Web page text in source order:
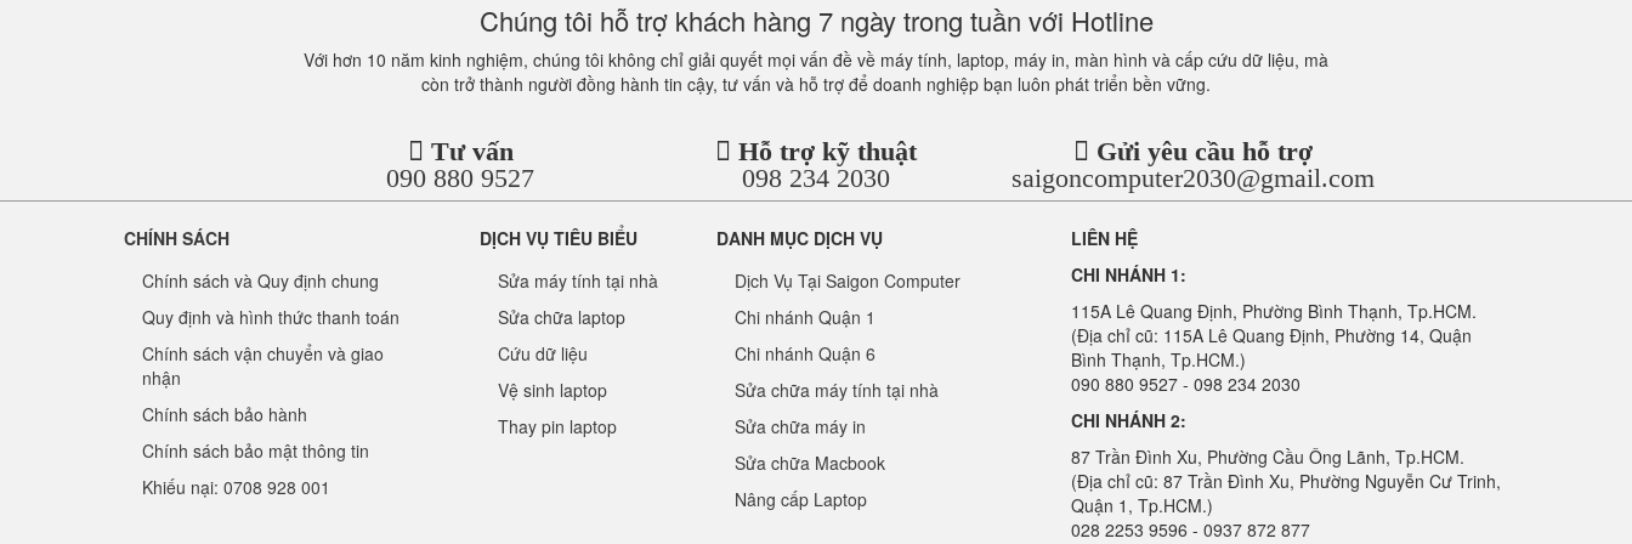
Chúng tôi hỗ trợ khách hàng 7 ngày trong tuần với Hotline
Với hơn 10 năm kinh nghiệm, chúng tôi không chỉ giải quyết mọi vấn đề về máy tính, laptop, máy in, màn hình và cấp cứu dữ liệu, mà
còn trở thành người đồng hành tin cậy, tư vấn và hỗ trợ để doanh nghiệp bạn luôn phát triển bền vững.
Tư vấn
090 880 9527
Hỗ trợ kỹ thuật
098 234 2030
Gửi yêu cầu hỗ trợ
saigoncomputer2030@gmail.com
CHÍNH SÁCH
Chính sách và Quy định chung
Quy định và hình thức thanh toán
Chính sách vận chuyển và giao
nhận
Chính sách bảo hành
Chính sách bảo mật thông tin
Khiếu nại: 0708 928 001
DỊCH VỤ TIÊU BIỂU
Sửa máy tính tại nhà
Sửa chữa laptop
Cứu dữ liệu
Vệ sinh laptop
Thay pin laptop
DANH MỤC DỊCH VỤ
Dịch Vụ Tại Saigon Computer
Chi nhánh Quận 1
Chi nhánh Quận 6
Sửa chữa máy tính tại nhà
Sửa chữa máy in
Sửa chữa Macbook
Nâng cấp Laptop
LIÊN HỆ
CHI NHÁNH 1:
115A Lê Quang Định, Phường Bình Thạnh, Tp.HCM.
(Địa chỉ cũ: 115A Lê Quang Định, Phường 14, Quận
Bình Thạnh, Tp.HCM.)
090 880 9527 - 098 234 2030
CHI NHÁNH 2:
87 Trần Đình Xu, Phường Cầu Ông Lãnh, Tp.HCM.
(Địa chỉ cũ: 87 Trần Đình Xu, Phường Nguyễn Cư Trinh,
Quận 1, Tp.HCM.)
028 2253 9596 - 0937 872 877